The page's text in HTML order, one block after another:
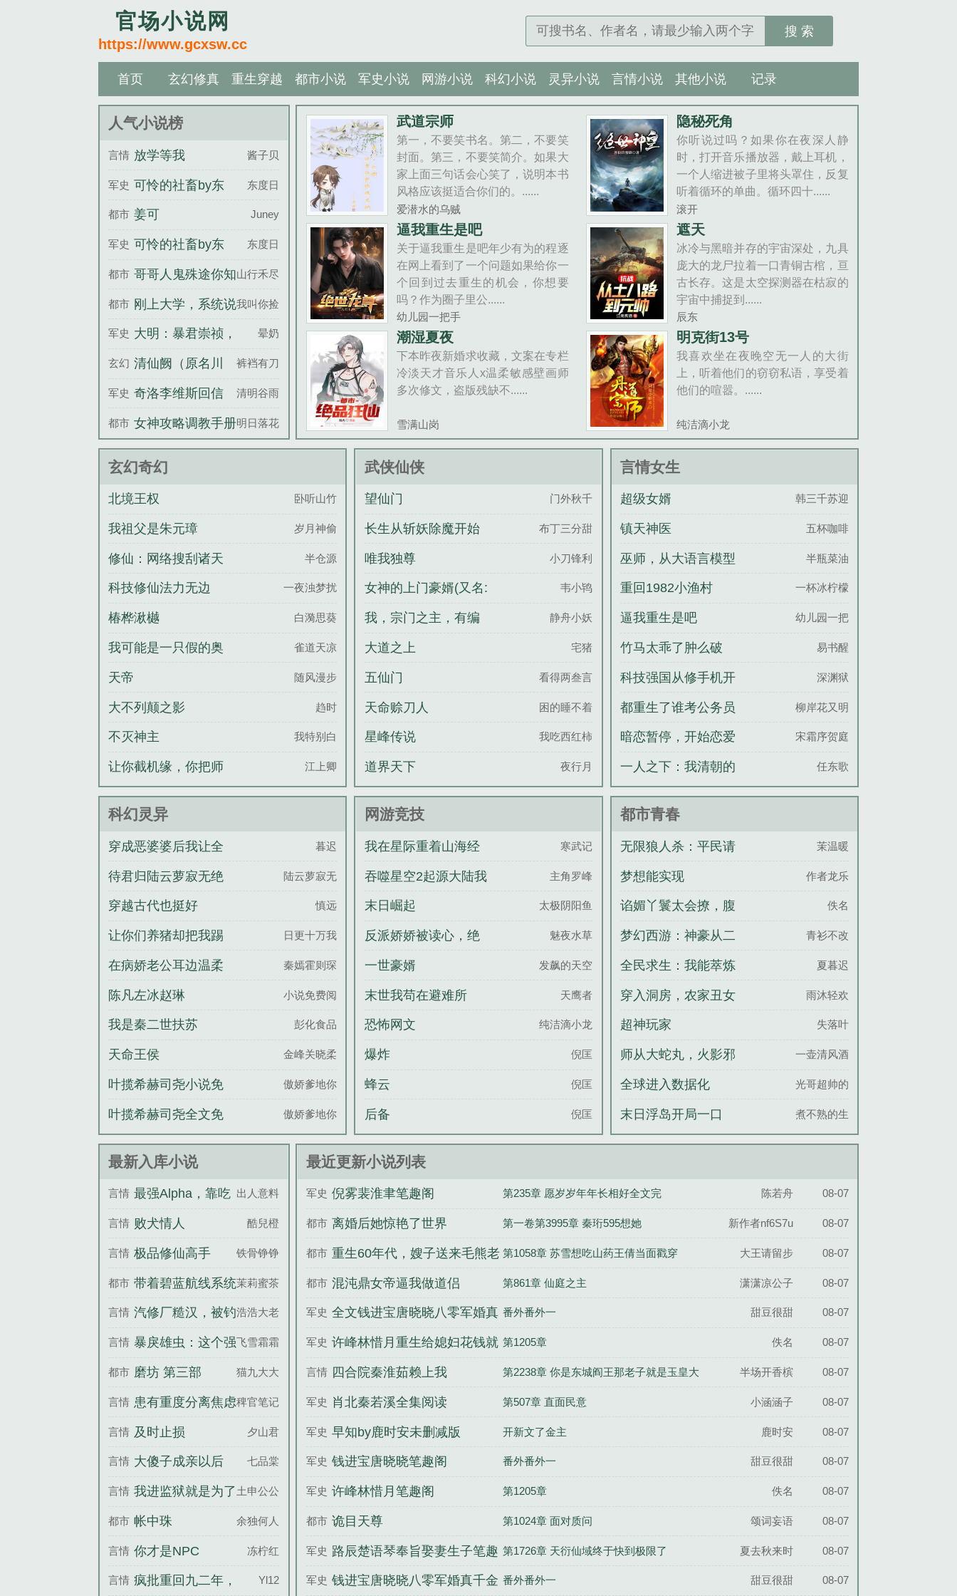
官场小说网
https://www.gcxsw.cc
搜 索
首页 玄幻修真 重生穿越 都市小说 军史小说 网游小说 科幻小说 灵异小说 言情小说 其他小说 记录
武道宗师
第一，不要笑书名。第二，不要笑
封面。第三，不要笑简介。如果大
家上面三句话会心笑了，说明本书
风格应该挺适合你们的。......
爱潜水的乌贼
隐秘死角
你听说过吗？如果你在夜深人静
时，打开音乐播放器，戴上耳机，
一个人缩进被子里将头罩住，反复
听着循环的单曲。循环四十......
滚开
逼我重生是吧
关于逼我重生是吧年少有为的程逐
在网上看到了一个问题如果给你一
个回到过去重生的机会，你想要
吗？作为圈子里公......
幼儿园一把手
遮天
冰冷与黑暗并存的宇宙深处，九具
庞大的龙尸拉着一口青铜古棺，亘
古长存。这是太空探测器在枯寂的
宇宙中捕捉到......
辰东
潮湿夏夜
下本昨夜新婚求收藏，文案在专栏
冷淡天才音乐人x温柔敏感壁画师
多次修文，盗版残缺不......
雪满山岗
明克街13号
我喜欢坐在夜晚空无一人的大街
上，听着他们的窃窃私语，享受着
他们的喧嚣。......
纯洁滴小龙
人气小说榜
言情 放学等我 酱子贝
军史 可怜的社畜by东
度日小说未删减版
东度日
都市 姜可 Juney
军史 可怜的社畜by东
度日小说笔趣阁无
弹窗
东度日
都市 哥哥人鬼殊途你知
道吗
山行禾尽
都市 刚上大学，系统说
这里是合欢宗？
我叫你捡起
军史 大明：暴君崇祯，
杀出万世帝国
晕奶
玄幻 清仙阙（原名川
清）
裤裆有刀伞
军史 奇洛李维斯回信
by清明谷雨未删
减
清明谷雨
都市 女神攻略调教手册明日落花
玄幻奇幻
北境王权 卧听山竹
我祖父是朱元璋 岁月神偷
修仙：网络搜刮诸天 半仓源
科技修仙法力无边 一夜浊梦扰
椿桦湫樾 白漪思葵
我可能是一只假的奥
特曼
雀道天凉
天帝 随风漫步
大不列颠之影 趋时
不灭神主 我特别白
让你截机缘，你把师
姐也截了？
江上卿
武侠仙侠
望仙门 门外秋千
长生从斩妖除魔开始 布丁三分甜
唯我独尊 小刀锋利
女神的上门豪婿(又名:
女神的超级赘婿,主角:
赵旭)
韦小鸨
我，宗门之主，有编
制！
静舟小妖
大道之上 宅猪
五仙门 看得两叁言
天命赊刀人 困的睡不着
星峰传说 我吃西红柿
道界天下 夜行月
言情女生
超级女婿 韩三千苏迎
镇天神医 五杯咖啡
巫师，从大语言模型
开始推理万物
半瓶菜油
重回1982小渔村 一杯冰柠檬
逼我重生是吧 幼儿园一把
竹马太乖了肿么破 易书醒
科技强国从修手机开
始
深渊狱
都重生了谁考公务员
啊
柳岸花又明
暗恋暂停，开始恋爱 宋霜序贺庭
一人之下：我清朝的
布局被曝光了
任东歌
科幻灵异
穿成恶婆婆后我让全
村心慌慌
暮迟
待君归陆云萝寂无绝 陆云萝寂无
穿越古代也挺好 慎远
让你们养猪却把我踢
出同学群
日更十万我
在病娇老公耳边温柔
诱哄
秦嫣霍则琛
陈凡左冰赵琳 小说免费阅
我是秦二世扶苏 彭化食品
天命王侯 金峰关晓柔
叶揽希赫司尧小说免
费
傲娇爹地你
叶揽希赫司尧全文免
费阅读
傲娇爹地你
网游竞技
我在星际重着山海经 寒武记
吞噬星空2起源大陆我
吃西红柿
主角罗峰
末日崛起 太极阴阳鱼
反派娇娇被读心，绝
色影帝不当人
魅夜水草
一世豪婿 发飙的天空
末世我苟在避难所 天鹰者
恐怖网文 纯洁滴小龙
爆炸 倪匡
蜂云 倪匡
后备 倪匡
都市青春
无限狼人杀：平民请
刀人
茉温暖
梦想能实现 作者龙乐
谄媚丫鬟太会撩，腹
黑世子沦陷了
佚名
梦幻西游：神豪从二
十周年区开始
青衫不改
全民求生：我能萃炼
万物精华
夏暮迟
穿入洞房，农家丑女
要翻身
雨沐轻欢
超神玩家 失落叶
师从大蛇丸，火影邪
恶科学家
一壶清风酒
全球进入数据化 光哥超帅的
末日浮岛开局一口
井，求生我成神
煮不熟的生
最新入库小说
言情 最强Alpha，靠吃
软饭拯救地
出人意料的
言情 败犬情人 酷兒橙
言情 极品修仙高手 铁骨铮铮
都市 带着碧蓝航线系统
穿越末世
茉莉蜜茶
言情 汽修厂糙汉，被钓
系小中医拿捏了
浩浩大老攻
言情 暴戾雄虫：这个强
制匹配好啊
飞雪霜霜
都市 磨坊 第三部 猫九大大
言情 患有重度分离焦虑
症的前男友
稗官笔记
言情 及时止损 夕山君
言情 大傻子成亲以后 七品棠
言情 我进监狱就是为了
玩
土申公公
都市 帐中珠 余独何人
言情 你才是NPC 冻柠红
言情 疯批重回九二年， Yl12
最近更新小说列表
军史 倪雾裴淮聿笔趣阁 第235章 愿岁岁年年长相好全文完 陈若舟 08-07
都市 离婚后她惊艳了世界 第一卷第3995章 秦珩595想她 新作者nf6S7u 08-07
都市 重生60年代，嫂子送来毛熊老
婆
第1058章 苏雪想吃山药王倩当面戳穿 大王请留步 08-07
都市 混沌鼎女帝逼我做道侣 第861章 仙庭之主 潇潇凉公子 08-07
军史 全文钱进宝唐晓晓八零军婚真
千金带崽随
番外番外一 甜豆很甜 08-07
军史 许峰林惜月重生给媳妇花钱就
能得翻倍奖励全
第1205章 佚名 08-07
言情 四合院秦淮茹赖上我 第2238章 你是东城阎王那老子就是玉皇大
帝
半场开香槟 08-07
军史 肖北秦若溪全集阅读 第507章 直面民意 小涵涵子 08-07
军史 早知by鹿时安未删减版 开新文了金主 鹿时安 08-07
军史 钱进宝唐晓晓笔趣阁 番外番外一 甜豆很甜 08-07
军史 许峰林惜月笔趣阁 第1205章 佚名 08-07
都市 诡目天尊 第1024章 面对质问 颂词妄语 08-07
军史 路辰楚语琴奉旨娶妻生子笔趣
阁
第1726章 天衍仙域终于快到极限了 夏去秋来时 08-07
军史 钱进宝唐晓晓八零军婚真千金 番外番外一 甜豆很甜 08-07